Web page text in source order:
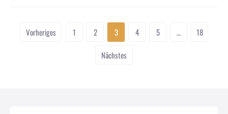
Vorheriges 1 2 3 4 5 … 18
Nächstes